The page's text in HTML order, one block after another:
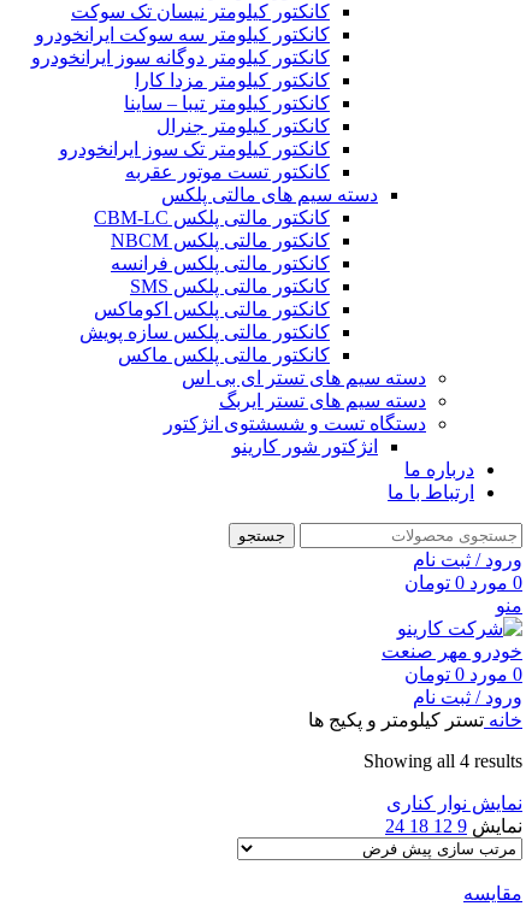
کانکتور کیلومتر نیسان تک سوکت
کانکتور کیلومتر سه سوکت ایرانخودرو
کانکتور کیلومتر دوگانه سوز ایرانخودرو
کانکتور کیلومتر مزدا کارا
کانکتور کیلومتر تیبا – ساینا
کانکتور کیلومتر جنرال
کانکتور کیلومتر تک سوز ایرانخودرو
کانکتور تست موتور عقربه
دسته سیم های مالتی پلکس
کانکتور مالتی پلکس CBM-LC
کانکتور مالتی پلکس NBCM
کانکتور مالتی پلکس فرانسه
کانکتور مالتی پلکس SMS
کانکتور مالتی پلکس اکوماکس
کانکتور مالتی پلکس سازه پویش
کانکتور مالتی پلکس ماکس
دسته سیم های تستر ای بی اس
دسته سیم های تستر ایربگ
دستگاه تست و شسشتوی انژکتور
انژکتور شور کارینو
درباره ما
ارتباط با ما
جستجو
ورود / ثبت نام
0 مورد 0 تومان
منو
0 مورد 0 تومان
ورود / ثبت نام
خانه تستر کیلومتر و پکیج ها
Showing all 4 results
نمایش نوار کناری
نمایش 9
12
18
24
مقايسه